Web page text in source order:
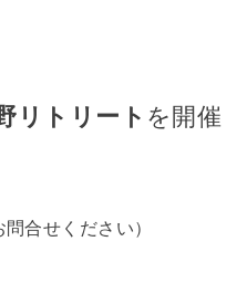
リトリート を開催
合せください）